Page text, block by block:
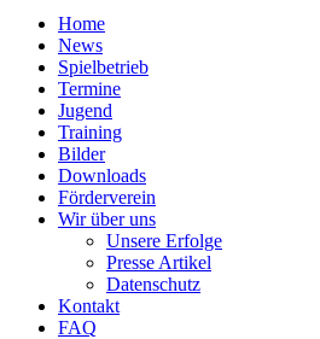
Home
News
Spielbetrieb
Termine
Jugend
Training
Bilder
Downloads
Förderverein
Wir über uns
Unsere Erfolge
Presse Artikel
Datenschutz
Kontakt
FAQ